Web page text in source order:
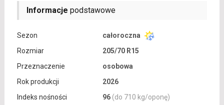
Informacje podstawowe
Sezon
całoroczna
Rozmiar
205/70 R15
Przeznaczenie
osobowa
Rok produkcji
2026
Indeks nośności
96 (do 710 kg/oponę)